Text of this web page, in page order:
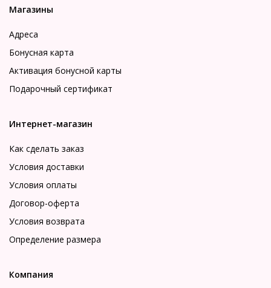
Магазины
Адреса
Бонусная карта
Активация бонусной карты
Подарочный сертификат
Интернет-магазин
Как сделать заказ
Условия доставки
Условия оплаты
Договор-оферта
Условия возврата
Определение размера
Компания